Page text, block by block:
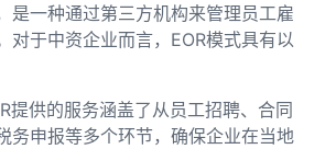
是一种通过第三方机构来管理员工雇
对于中资企业而言，EOR模式具有以
提供的服务涵盖了从员工招聘、合同
务申报等多个环节，确保企业在当地